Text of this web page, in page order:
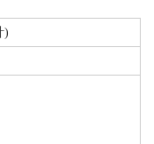
)